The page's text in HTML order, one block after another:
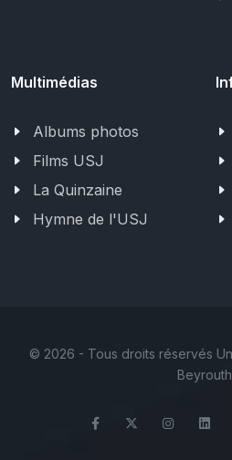
Multimédias
Albums photos
Films USJ
La Quinzaine
Hymne de l'USJ
© 2026 - Tous droits réservés
Beyrouth
FacebookTwitter